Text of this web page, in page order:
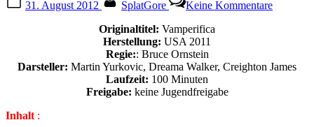
on
31. August 2012 SplatGore Keine Kommentare
Originaltitel: Vamperifica
Herstellung: USA 2011
Regie:: Bruce Ornstein
Darsteller: Martin Yurkovic, Dreama Walker, Creighton James
Laufzeit: 100 Minuten
Freigabe: keine Jugendfreigabe
Inhalt :